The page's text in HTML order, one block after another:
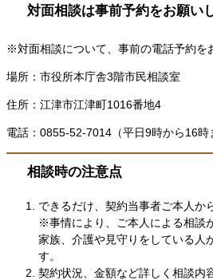
対面相談は事前予約をお願い
※対面相談について、事前の電話予約を
場所：市役所本庁舎3階市民相談室
住所：江津市江津町1016番地4
電話：0855-52-7014（平日9時から16時
相談時の注意点
できるだけ、契約当事者ご本人か
※事情により、ご本人による相談
家族、介護や見守りをしている人
す。
契約状況、金額など詳しく相談内